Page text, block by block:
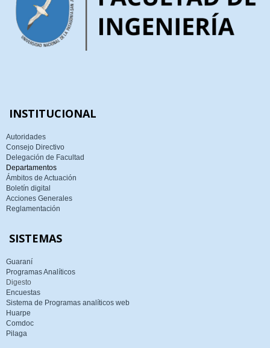
INSTITUCIONAL
Autoridades
Consejo Directivo
Delegación de Facultad
Departamentos
Ámbitos de Actuación
Boletín digital
Acciones Generales
Reglamentación
SISTEMAS
Guaraní
Programas Analíticos
Digesto
Encuestas
Sistema de Programas analíticos web
Huarpe
Comdoc
Pilaga